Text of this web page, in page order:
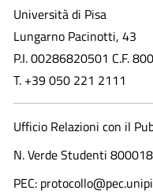
Università di Pisa
Lungarno Pacinotti, 43
P.I. 00286820501 C.F.
T. +39 050 221 2111
Ufficio Relazioni con il
N. Verde Studenti
PEC: